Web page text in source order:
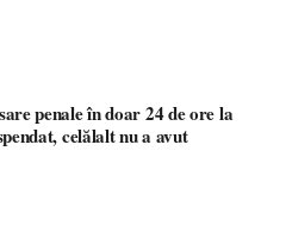
penale în doar 24 de ore la
celălalt nu a avut